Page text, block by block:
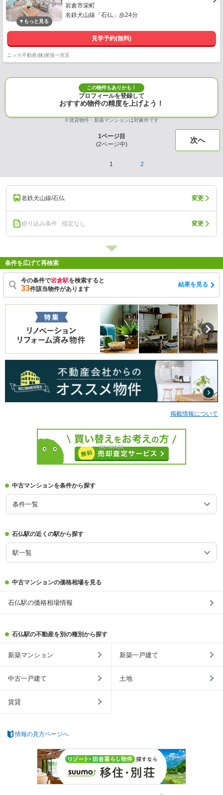
岩倉市栄町
名鉄犬山線「石仏」歩24分
見学予約(無料)
ニッカ不動産(株)尾張一宮店
この物件もありかも！
プロフィールを登録して
おすすめ物件の精度を上げよう！
※賃貸物件・新築マンションは対象外です
1ページ目
(2ページ中) 次へ
1 2
名鉄犬山線/石仏 変更
絞り込み条件 : 指定なし 変更
条件を広げて再検索
今の条件で岩倉駅を検索すると
33件該当物件があります
結果を見る
掲載情報について
中古マンションを条件から探す
条件一覧
石仏駅の近くの駅から探す
駅一覧
中古マンションの価格相場を見る
石仏駅の価格相場情報
石仏駅の不動産を別の種別から探す
新築マンション 新築一戸建て
中古一戸建て 土地
賃貸
情報の見方ページへ